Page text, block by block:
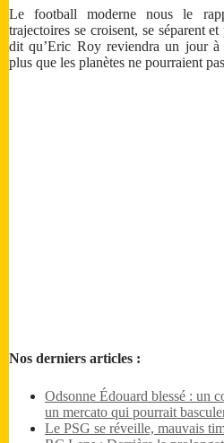
Le football moderne nous le
trajectoires se croisent, se séparent
dit qu’Eric Roy reviendra un jour
plus que les planètes ne pourraient
Nos derniers articles :
Odsonne Édouard blessé : un
un mercato qui pourrait
Le PSG se réveille, mauvais